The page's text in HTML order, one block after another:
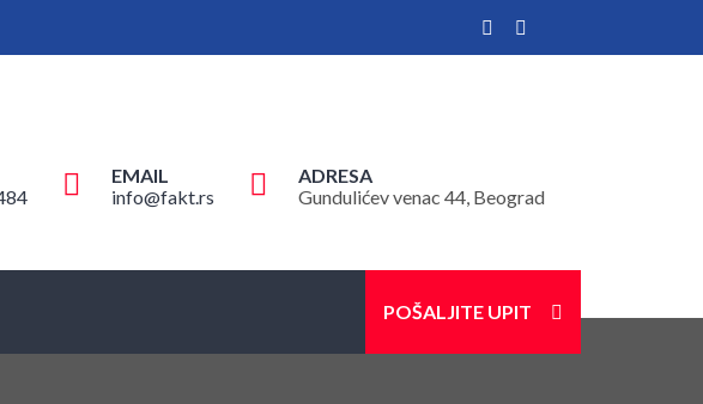
EMAIL
info@fakt.rs
ADRESA
Gundulićev venac 44, Beograd
POŠALJITE UPIT